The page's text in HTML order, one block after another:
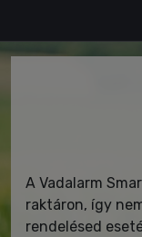
A Vadalarm
raktáron, így
rendelésed